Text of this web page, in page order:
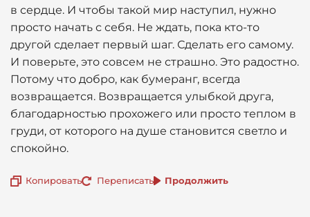
в сердце. И чтобы такой мир наступил, нужно
просто начать с себя. Не ждать, пока кто-то
другой сделает первый шаг. Сделать его самому.
И поверьте, это совсем не страшно. Это радостно.
Потому что добро, как бумеранг, всегда
возвращается. Возвращается улыбкой друга,
благодарностью прохожего или просто теплом в
груди, от которого на душе становится светло и
спокойно.
Копировать Переписать Продолжить